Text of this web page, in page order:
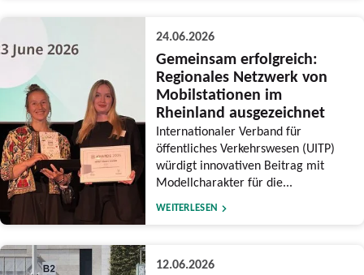
24.06.2026
Gemeinsam erfolgreich:
Regionales Netzwerk von
Mobilstationen im
Rheinland ausgezeichnet
Internationaler Verband für
öffentliches Verkehrswesen (UITP)
würdigt innovativen Beitrag mit
Modellcharakter für die...
WEITERLESEN
12.06.2026